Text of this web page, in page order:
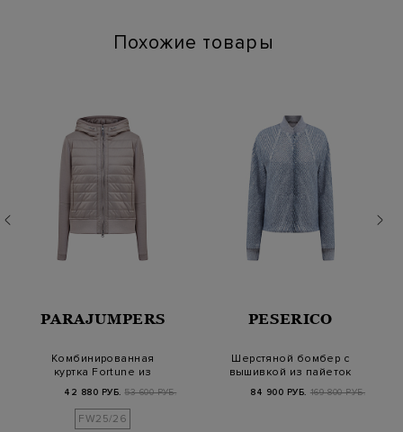
Похожие товары
PARAJUMPERS
Комбинированная
куртка Fortune из
ф…
42 880 РУБ. 53 600 РУБ.
FW25/26
PESERICO
Шерстяной бомбер с
вышивкой из пайеток
84 900 РУБ. 169 800 РУБ.